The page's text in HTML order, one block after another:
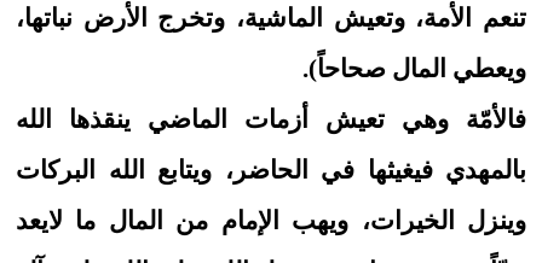
تنعم الأمة، وتعيش الماشية، وتخرج الأرض نباتها،
ويعطي المال صحاحاً).
فالأمّة وهي تعيش أزمات الماضي ينقذها الله
بالمهدي فيغيثها في الحاضر، ويتابع الله البركات
وينزل الخيرات، ويهب الإمام من المال ما لايعد